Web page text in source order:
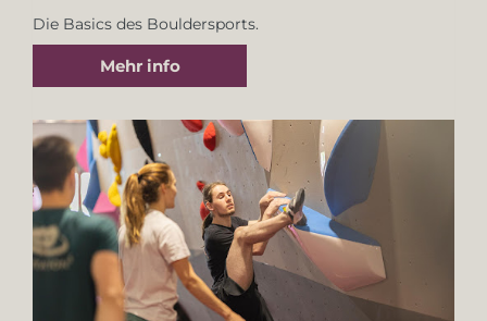
Die Basics des Bouldersports.
Mehr info